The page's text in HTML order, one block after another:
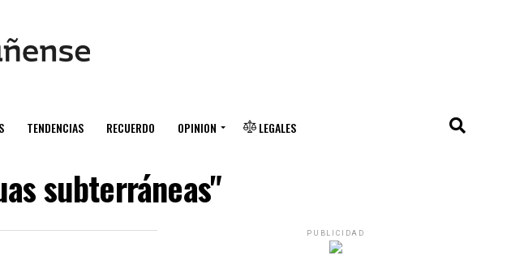
TENDENCIAS RECUERDO OPINION LEGALES
subterráneas"
PUBLICIDAD